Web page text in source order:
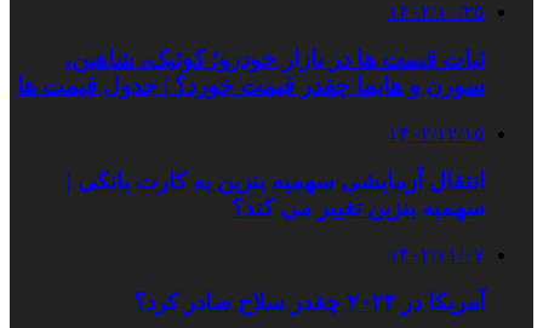
۱۴۰۲/۱۰/۲۵
ثبات قیمت ها در بازار خودرو؛ کوئیک، شاهین،
سورن و هایما چقدر قیمت خورد؟ | جدول قیمت ها
۱۴۰۲/۱۲/۱۵
انتقال آزمایشی سهمیه بنزین به کارت بانکی |
سهمیه بنزین تغییر می کند؟
۱۴۰۲/۱۱/۰۷
آمریکا در ۲۰۲۴ چقدر سلاح صادر کرد؟